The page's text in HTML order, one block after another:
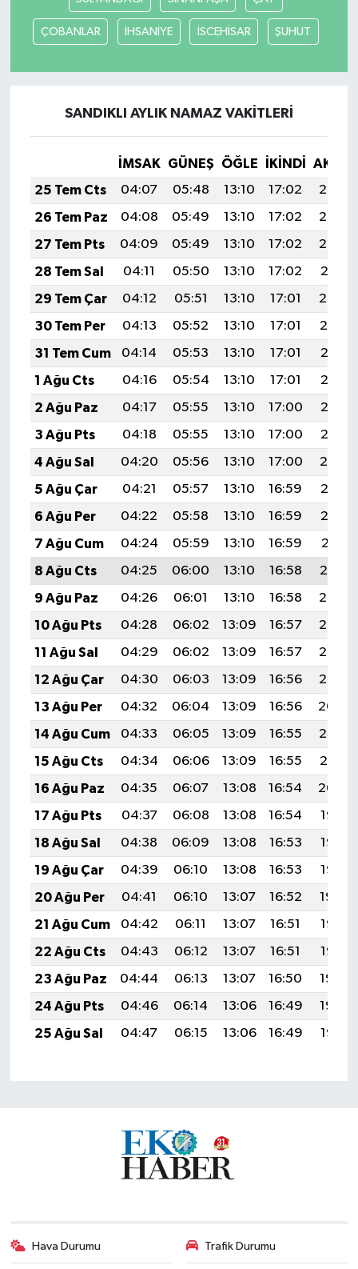
ÇOBANLAR İHSANİYE İSCEHİSAR ŞUHUT
SANDIKLI AYLIK NAMAZ VAKITLERI
İMSAK GÜNEŞ ÖĞLE İKINDI
25 Tem Cts
04:07 05:48 13:10 17:02
20:23
26 Tem Paz
04:08 05:49 13:10 17:02
20:22
27 Tem Pts
04:09 05:49 13:10 17:02
20:22
28 Tem Sal
04:11 05:50 13:10 17:02
20:21
29 Tem Çar
04:12 05:51 13:10 17:01
20:20
30 Tem Per
04:13 05:52 13:10 17:01
20:19
31 Tem Cum
04:14 05:53 13:10 17:01
20:18
1 Ağu Cts
04:16 05:54 13:10 17:01
20:17
2 Ağu Paz
04:17 05:55 13:10 17:00
20:16
3 Ağu Pts
04:18 05:55 13:10 17:00
20:15
4 Ağu Sal
04:20 05:56 13:10 17:00
20:14
5 Ağu Çar
04:21 05:57 13:10 16:59
20:13
6 Ağu Per
04:22 05:58 13:10 16:59
20:12
7 Ağu Cum
04:24 05:59 13:10 16:59
20:11
8 Ağu Cts
04:25 06:00 13:10 16:58
20:10
9 Ağu Paz
04:26 06:01 13:10 16:58
20:08
10 Ağu Pts
04:28 06:02 13:09 16:57
20:07
11 Ağu Sal
04:29 06:02 13:09 16:57
20:06
12 Ağu Çar
04:30 06:03 13:09 16:56
20:05
13 Ağu Per
04:32 06:04 13:09 16:56
20:04
14 Ağu Cum
04:33 06:05 13:09 16:55
20:02
15 Ağu Cts
04:34 06:06 13:09 16:55
20:01
16 Ağu Paz
04:35 06:07 13:08 16:54
20:00
17 Ağu Pts
04:37 06:08 13:08 16:54
19:58
18 Ağu Sal
04:38 06:09 13:08 16:53
19:57
19 Ağu Çar
04:39 06:10 13:08 16:53
19:56
20 Ağu Per
04:41 06:10 13:07 16:52
19:54
21 Ağu Cum
04:42 06:11 13:07 16:51
19:53
22 Ağu Cts
04:43 06:12 13:07 16:51
19:52
23 Ağu Paz
04:44 06:13 13:07 16:50
19:50
24 Ağu Pts
04:46 06:14 13:06 16:49
19:49
25 Ağu Sal
04:47 06:15 13:06 16:49 19:47
Hava Durumu Trafik Durumu